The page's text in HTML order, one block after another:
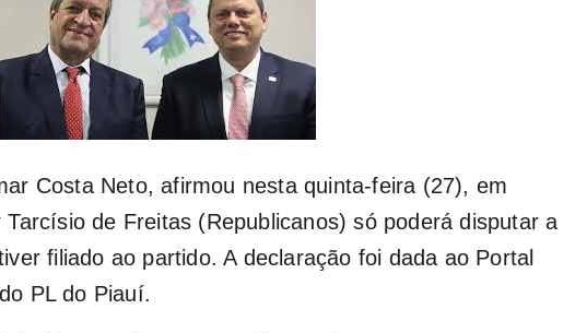
Costa Neto, afirmou nesta quinta-feira (27), em
de Freitas (Republicanos) só poderá disputar a
filiado ao partido. A declaração foi dada ao Portal
PL do Piauí.